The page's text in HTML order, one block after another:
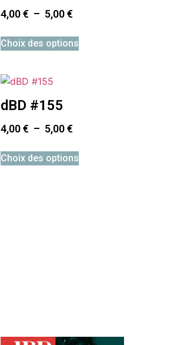
4,00€ – 5,00€
Choix des options
dBD #155
4,00€ – 5,00€
Choix des options